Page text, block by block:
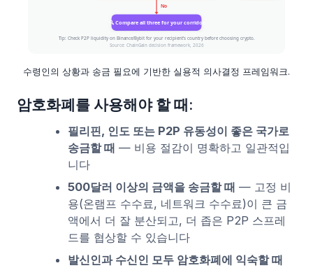
수령인의 상황과 송금 필요에 기반한 실용적 의사결정 프레임워크.
암호화폐를 사용해야 할 때:
필리핀, 인도 또는 P2P 유동성이 좋은 국가로
송금할 때 — 비용 절감이 명확하고 일관적입
니다
500달러 이상의 금액을 송금할 때 — 고정 비
용(온램프 수수료, 네트워크 수수료)이 큰 금
액에서 더 잘 분산되고, 더 좁은 P2P 스프레
드를 협상할 수 있습니다
발신인과 수신인 모두 암호화폐에 익숙할 때